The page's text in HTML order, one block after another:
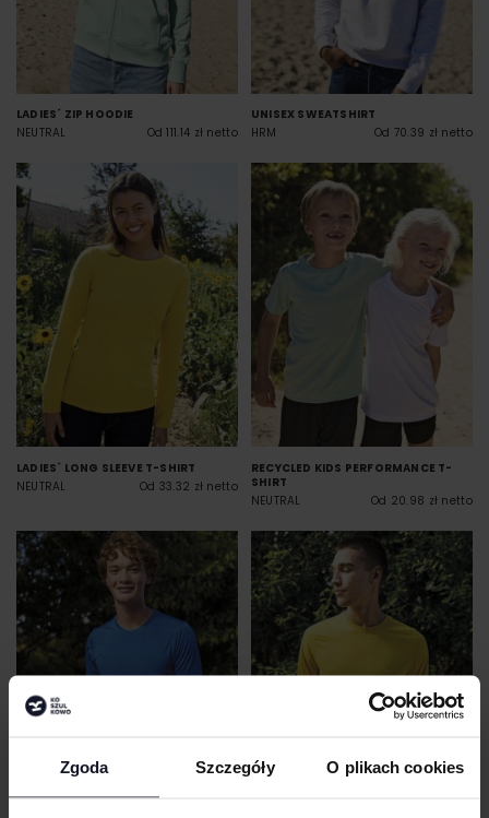
Zgoda Szczegóły O plikach cookies
LADIES´ ZIP HOODIE
NEUTRAL
Od 111.14 zł netto
UNISEX SWEATSHIRT
HRM
Od 70.39 zł netto
LADIES´ LONG SLEEVE T-SHIRT
NEUTRAL
Od 33.32 zł netto
RECYCLED KIDS PERFORMANCE T-
SHIRT
NEUTRAL
Od 20.98 zł netto